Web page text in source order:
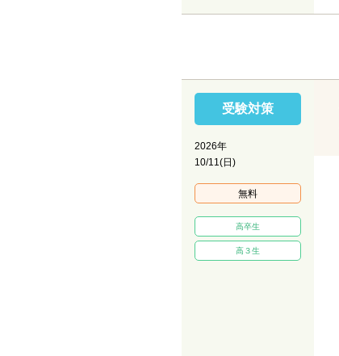
受験対策
2026年
10/11(日)
無料
高卒生
高３生